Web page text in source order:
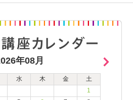
年08月
水 木 金
土
1